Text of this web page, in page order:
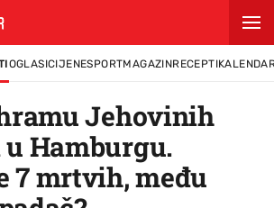
OGLASICIJENESPORTMAGAZINRECEPTI
Jehovinih
Hamburgu.
7 mrtvih, među